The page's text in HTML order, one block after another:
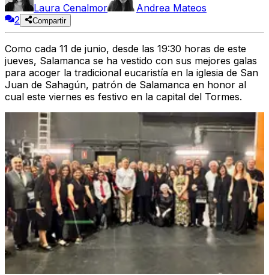
Laura Cenalmor
Andrea Mateos
2
Compartir
Como cada 11 de junio, desde las 19:30 horas de este
jueves, Salamanca se ha vestido con sus mejores galas
para acoger la tradicional eucaristía en la iglesia de San
Juan de Sahagún, patrón de Salamanca en honor al
cual este viernes es festivo en la capital del Tormes.